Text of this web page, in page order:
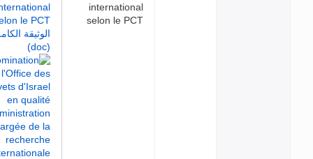
international
selon le PCT